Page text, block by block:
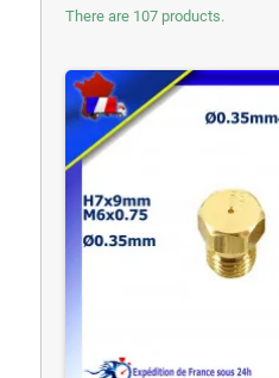
There are 107 products.